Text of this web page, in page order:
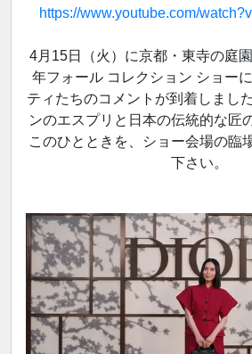
https://www.youtube.com/
4月15日（火）に京都・東寺の庭
年フォール コレクション ショー
ティたちのコメントが到着しまし
ンのエスプリと日本の伝統的な匠
このひとときを、ショー会場の臨
下さい。